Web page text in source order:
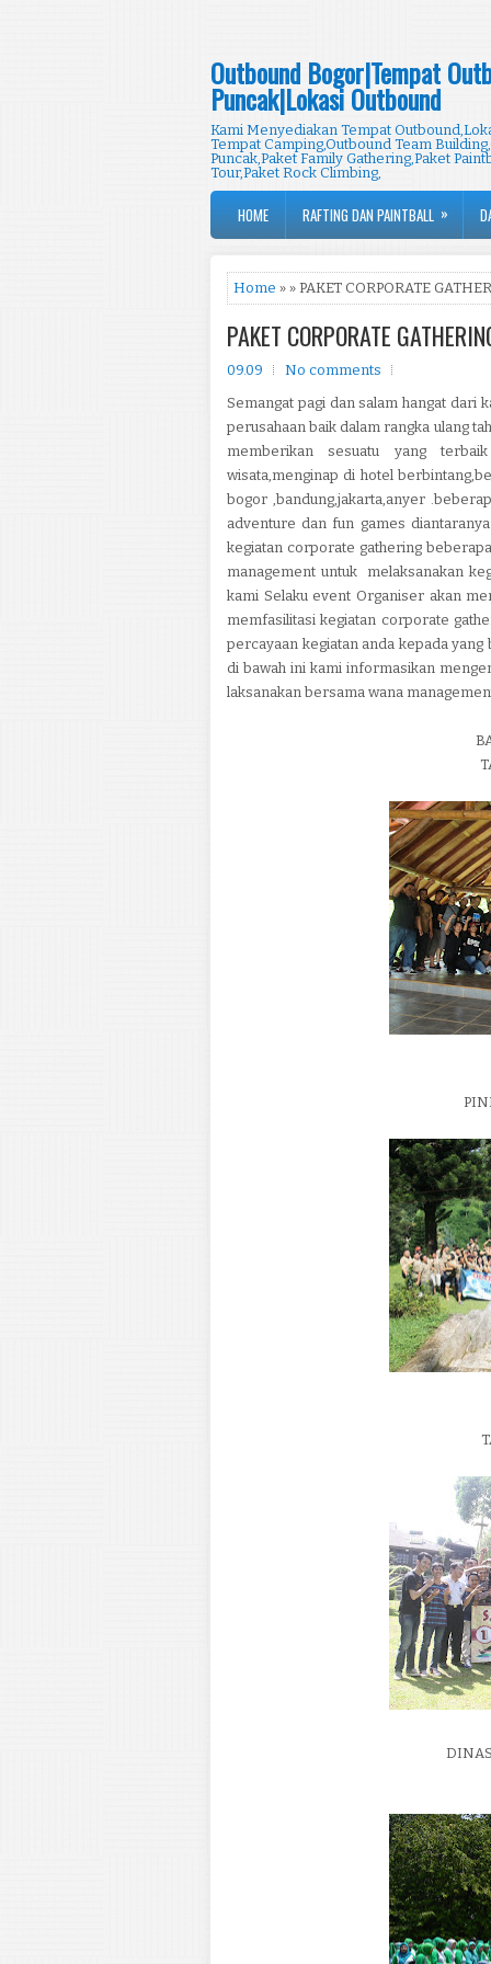
Outbound Bogor|Tempat
Puncak|Lokasi Outbound
Kami Menyediakan Tempat
Tempat Camping,Outbound Team
Puncak,Paket Family Gathering,Paket
Tour,Paket Rock Climbing,
HOME RAFTING DAN PAINTBALL »
Home » » PAKET CORPORATE
PAKET CORPORATE
09.09
No comments
Semangat pagi dan salam hangat dari
perusahaan baik dalam rangka ulang
memberikan sesuatu yang
wisata,menginap di hotel
bogor ,bandung,jakarta,anyer
adventure dan fun games
kegiatan corporate gathering
management untuk melaksanakan
kami Selaku event Organiser akan
memfasilitasi kegiatan corporate
percayaan kegiatan anda kepada
di bawah ini kami informasikan
laksanakan bersama wana